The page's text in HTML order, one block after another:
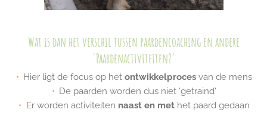
Wat is dan het verschil tussen paardencoaching en andere
'Paardenactiviteiten?'
Hier ligt de focus op het ontwikkelproces van de mens
De paarden worden dus niet 'getraind'
Er worden activiteiten naast en methet paard gedaan